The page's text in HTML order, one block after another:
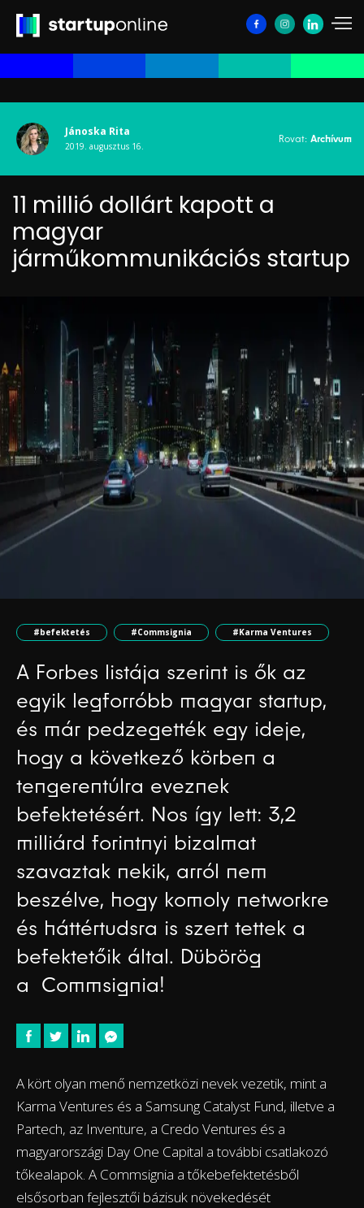
Jánoska Rita
2019. augusztus 16.
Rovat: Archívum
11 millió dollárt kapott a
magyar
járműkommunikációs startup
#befektetés #Commsignia #Karma Ventures
A Forbes listája szerint is ők az
egyik legforróbb magyar startup,
és már pedzegették egy ideje,
hogy a következő körben a
tengerentúlra eveznek
befektetésért. Nos így lett: 3,2
milliárd forintnyi bizalmat
szavaztak nekik, arról nem
beszélve, hogy komoly networkre
és háttértudsra is szert tettek a
befektetőik által. Dübörög
a Commsignia!
A kört olyan menő nemzetközi nevek vezetik, mint a
Karma Ventures és a Samsung Catalyst Fund, illetve a
Partech, az Inventure, a Credo Ventures és a
magyarországi Day One Capital a további csatlakozó
tőkealapok. A Commsignia a tőkebefektetésből
elsősorban fejlesztői bázisuk növekedését